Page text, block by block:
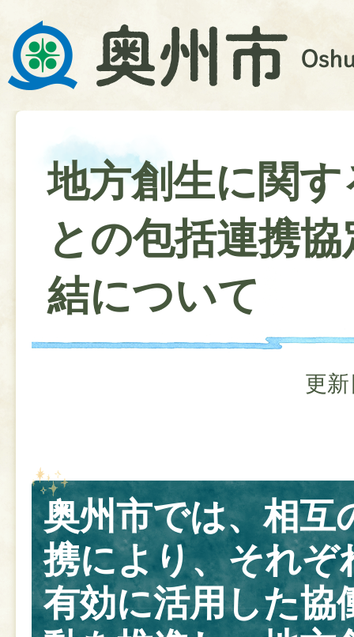
地方創生に関す
との包括連携
結について
更
奥州市では、相互
携により、それぞ
有効に活用した協